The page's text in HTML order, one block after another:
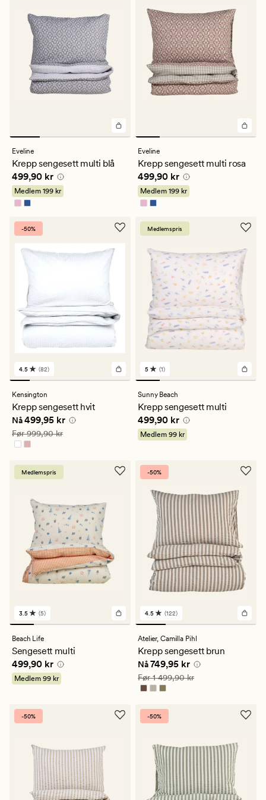
Eveline
Krepp sengesett multi blå
Pris 499,90 kr
499,90 kr
Medlem 199 kr
Eveline
Krepp sengesett multi rosa
Pris 499,90 kr
499,90 kr
Medlem 199 kr
-50%
82
anmeldelser
med
gjennomsnittlig
vurdering
på
4.5
4.5 (82)
Kensington
Krepp sengesett hvit
Nåværende pris
Nå499,95 kr
Vanlig pris 999,90 kr
Før999,90 kr
Medlemspris
1
anmeldelser
med
gjennomsnittlig
vurdering
på
5
5 (1)
Sunny Beach
Krepp sengesett multi
Pris 499,90 kr
499,90 kr
Medlem 99 kr
Medlemspris
5
anmeldelser
med
gjennomsnittlig
vurdering
på
3.5
3.5 (5)
Beach Life
Sengesett multi
Pris 499,90 kr
499,90 kr
Medlem 99 kr
-50%
122
anmeldelser
med
gjennomsnittlig
vurdering
på
4.5
4.5 (122)
Atelier, Camilla Pihl
Krepp sengesett brun
Nåværende pris
Nå749,95 kr
Vanlig pris 1 499,90 kr
Før1 499,90 kr
-50% -50%